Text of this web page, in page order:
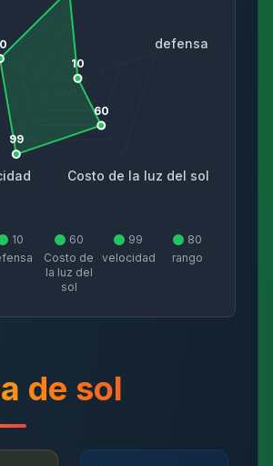
defensa
Costo de la luz del sol
10
60
99
10
60
Costo de
la luz del
sol
99
velocidad
80
rango
de sol